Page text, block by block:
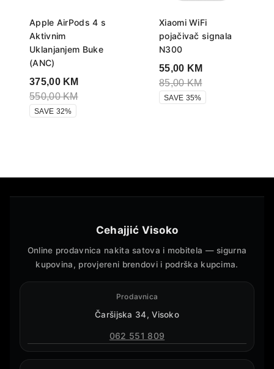
Apple AirPods 4 s
Aktivnim
Uklanjanjem Buke
(ANC)
375,00 KM
550,00KM
SAVE 32%
Xiaomi WiFi
pojačivač signala
N300
55,00 KM
85,00KM
SAVE 35%
Cehajjić Visoko
Online prodavnica nakita satova i mobitela — sigurna
kupovina, provjereni brendovi i podrška kupcima.
Prodavnica
Čaršijska 34, Visoko
062 551 809